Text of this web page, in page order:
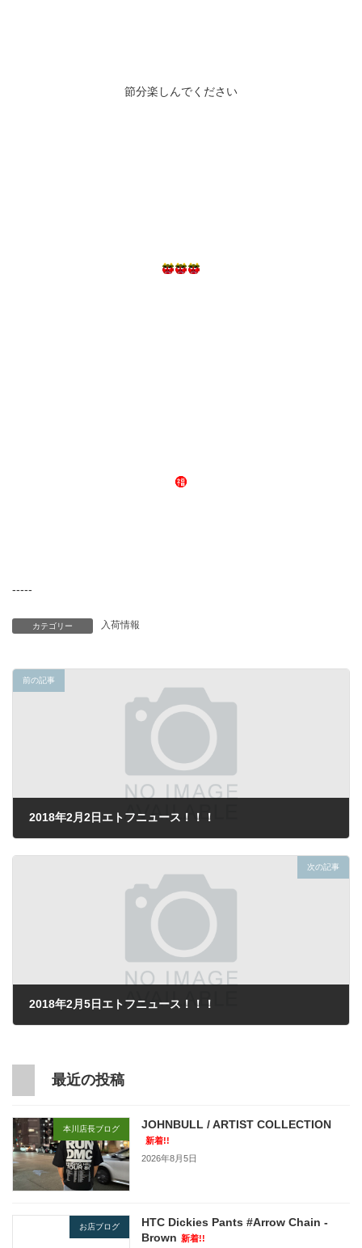
節分楽しんでください
-----
カテゴリー 入荷情報
前の記事
2018年2月2日エトフニュース！！！
次の記事
2018年2月5日エトフニュース！！！
最近の投稿
本川店長ブログ JOHNBULL / ARTIST COLLECTION
新着!!
2026年8月5日
お店ブログ
HTC Dickies Pants #Arrow Chain -
Brown 新着!!